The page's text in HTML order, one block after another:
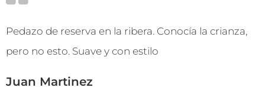
Pedazo de reserva en la ribera. Conocía la crianza,
pero no esto. Suave y con estilo
Juan Martinez